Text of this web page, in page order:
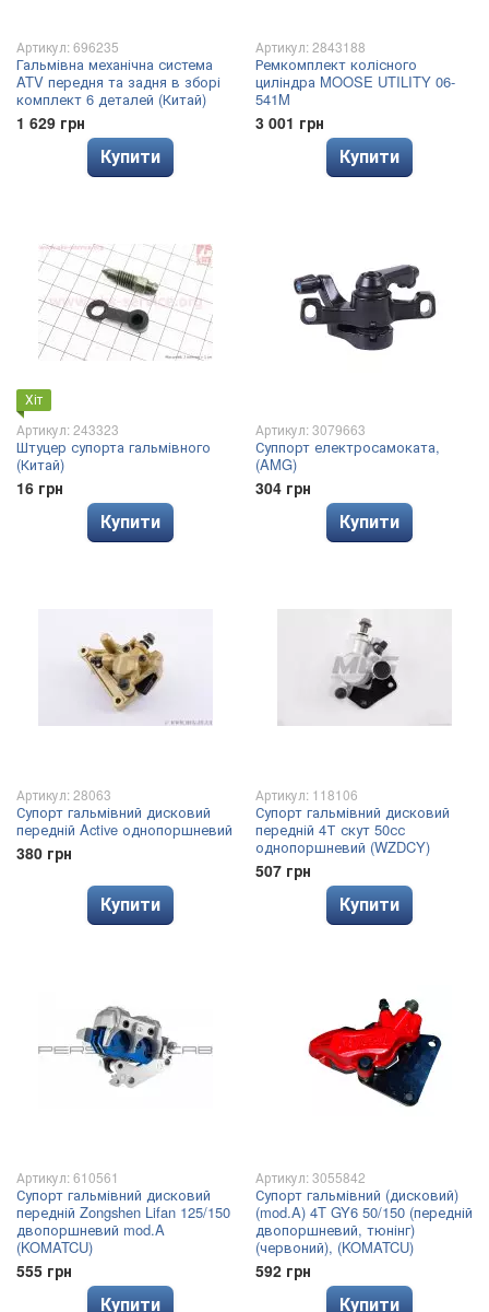
Артикул: 696235
Гальмівна механічна система
ATV передня та задня в зборі
комплект 6 деталей (Китай)
1 629 грн
Купити
Артикул: 2843188
Ремкомплект колісного
циліндра MOOSE UTILITY 06-
541M
3 001 грн
Купити
Хіт
Артикул: 243323
Штуцер супорта гальмівного
(Китай)
16 грн
Купити
Артикул: 3079663
Суппорт електросамоката,
(AMG)
304 грн
Купити
Артикул: 28063
Супорт гальмівний дисковий
передній Active однопоршневий
380 грн
Купити
Артикул: 118106
Супорт гальмівний дисковий
передній 4Т скут 50сс
однопоршневий (WZDCY)
507 грн
Купити
Артикул: 610561
Супорт гальмівний дисковий
передній Zongshen Lifan 125/150
двопоршневий mod.A
(KOMATCU)
555 грн
Купити
Артикул: 3055842
Супорт гальмівний (дисковий)
(mod.A) 4T GY6 50/150 (передній
двопоршневий, тюнінг)
(червоний), (KOMATCU)
592 грн
Купити